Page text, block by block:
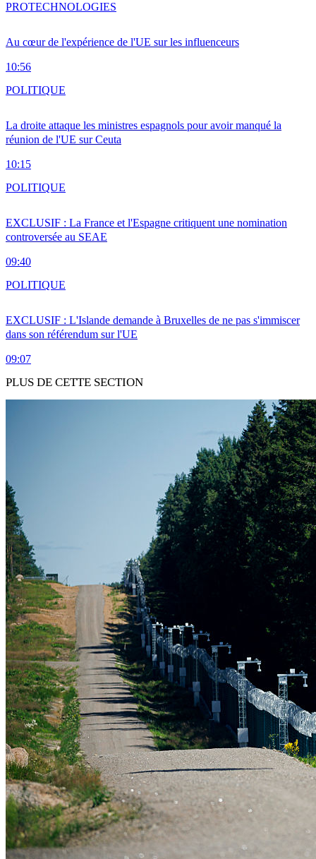
Au cœur de l'expérience de l'UE sur les influenceurs
10:56
PROTECHNOLOGIES
La droite attaque les ministres espagnols pour avoir manqué la
réunion de l'UE sur Ceuta
10:15
POLITIQUE
EXCLUSIF : La France et l'Espagne critiquent une nomination
controversée au SEAE
09:40
POLITIQUE
EXCLUSIF : L'Islande demande à Bruxelles de ne pas s'immiscer
dans son référendum sur l'UE
09:07
POLITIQUE
PLUS DE CETTE SECTION